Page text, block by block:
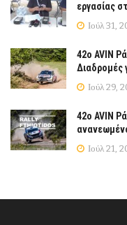
εργασίας
Ιούλ 31,
42ο AVIN
Διαδρομές
Ιούλ 29,
42ο AVIN
Ιούλ 21,